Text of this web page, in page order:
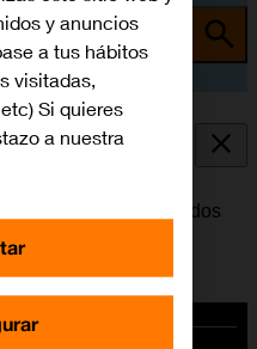
se desactivan todos
y anuncios
a tus hábitos
visitadas,
Si quieres
a nuestra